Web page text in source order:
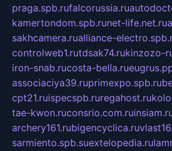
praga.spb.rufalcorussia.ru
kamertondom.spb.runet-life.net.ru
sakhcamera.rualliance-
controlweb1.rutdsak74.rukinzozo-
iron-snab.rucosta-bella.ru
associaciya39.ruprimexpo.spb.ru
cpt21.ruispecspb.ruregahost.ru
tae-kwon.ruconsrio.com.ru
archery161.rubigencyclica.ru
sarmiento.spb.suextelopedia.ru